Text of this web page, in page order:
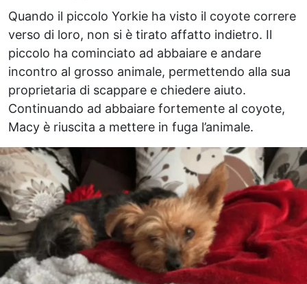
Quando il piccolo Yorkie ha visto il coyote correre
verso di loro, non si è tirato affatto indietro. Il
piccolo ha cominciato ad abbaiare e andare
incontro al grosso animale, permettendo alla sua
proprietaria di scappare e chiedere aiuto.
Continuando ad abbaiare fortemente al coyote,
Macy è riuscita a mettere in fuga l’animale.